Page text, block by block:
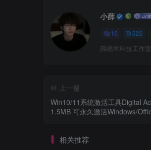
小薛
10 522
薛眠羊科技工作
上一篇
Win10/11系统激活工具Digital
1.5MB 可永久激活Windows/
相关推荐